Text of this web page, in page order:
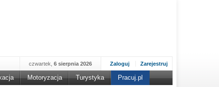
Zaloguj Zarejestruj
czwartek, 6 sierpnia 2026
Motoryzacja Turystyka Pracuj.pl